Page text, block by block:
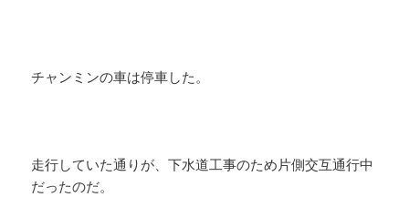
チャンミンの車は停車した。
走行していた通りが、下水道工事のため片側交互通行中
だったのだ。